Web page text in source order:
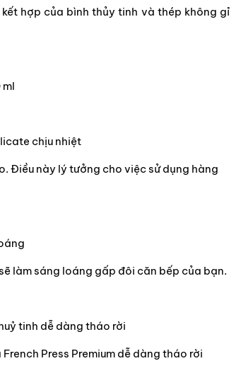
hợp của bình thủy tinh và thép không gỉ
chịu nhiệt
Điều này lý tưởng cho việc sử dụng hàng
làm sáng loáng gấp đôi căn bếp của bạn.
tinh dễ dàng tháo rời
Press Premium dễ dàng tháo rời